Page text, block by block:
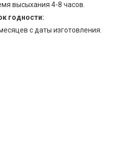
высыхания 4-8 часов.
годности:
с даты изготовления.